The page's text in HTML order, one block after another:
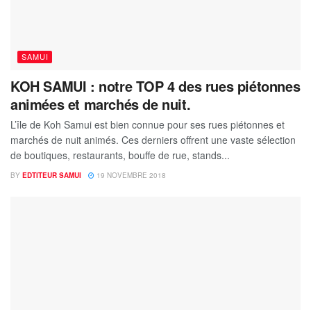
SAMUI
KOH SAMUI : notre TOP 4 des rues piétonnes
animées et marchés de nuit.
L’île de Koh Samui est bien connue pour ses rues piétonnes et
marchés de nuit animés. Ces derniers offrent une vaste sélection
de boutiques, restaurants, bouffe de rue, stands...
BY EDTITEUR SAMUI 19 NOVEMBRE 2018